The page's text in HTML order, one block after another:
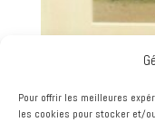
Pour offrir les meilleures
les cookies pour stocker et/